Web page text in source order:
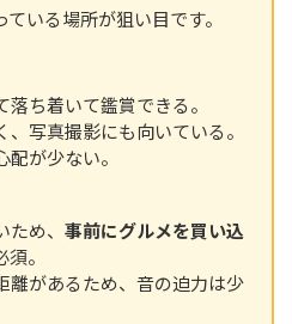
いる場所が狙い目です。
落ち着いて鑑賞できる。
、写真撮影にも向いている。
が少ない。
め、 事前にグルメを買い込
。
離があるため、音の迫力は少